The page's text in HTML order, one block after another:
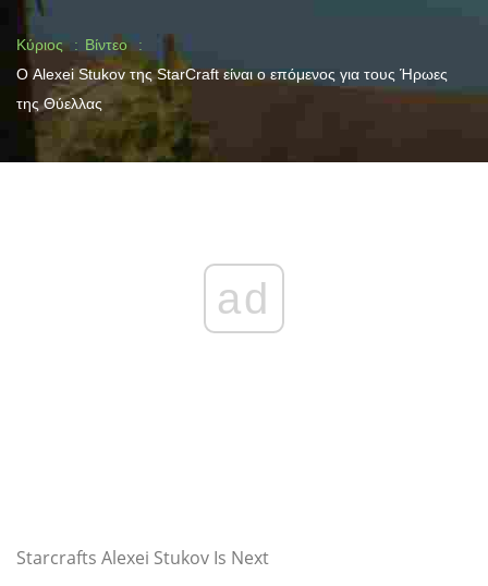
Κύριος
Βίντεο
Ο Alexei Stukov της StarCraft είναι ο επόμενος για τους Ήρωες
της Θύελλας
ad
Starcrafts Alexei Stukov Is Next